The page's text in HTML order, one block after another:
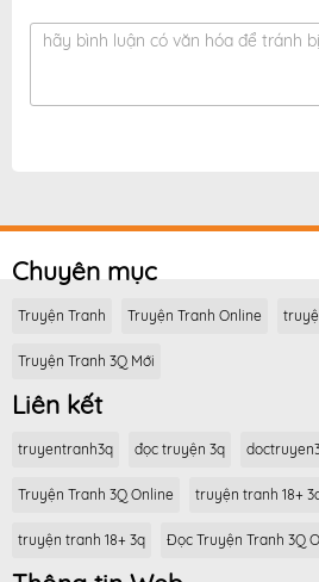
hãy bình luận có văn hóa để tránh
Chuyên mục
Truyện Tranh Truyện Tranh Online
Truyện Tranh 3Q Mới
Liên kết
truyentranh3q đọc truyện 3q
Truyện Tranh 3Q Online truyện tranh 18+
truyện tranh 18+ 3q Đọc Truyện Tranh 3Q